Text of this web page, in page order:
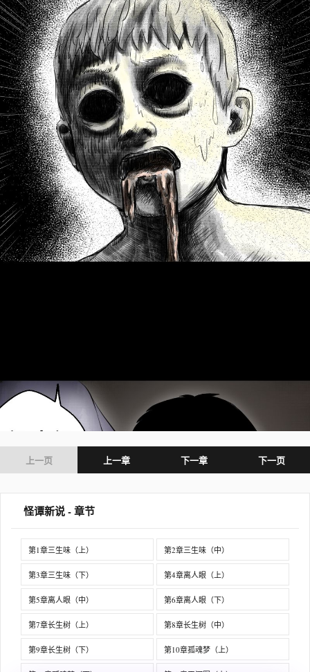
上一页 上一章 下一章 下一页
怪谭新说 - 章节
第1章三生味（上） 第2章三生味（中）
第3章三生味（下） 第4章离人眼（上）
第5章离人眼（中） 第6章离人眼（下）
第7章长生树（上） 第8章长生树（中）
第9章长生树（下） 第10章孤魂梦（上）